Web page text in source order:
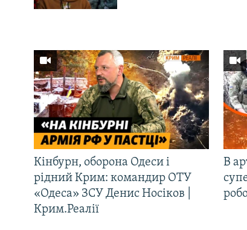
Кінбурн, оборона Одеси і
рідний Крим: командир ОТУ
«Одеса» ЗСУ Денис Носіков |
Крим.Реалії
В